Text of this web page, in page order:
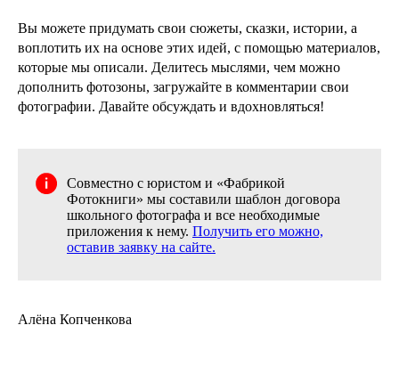
Вы можете придумать свои сюжеты, сказки, истории, а
воплотить их на основе этих идей, с помощью материалов,
которые мы описали. Делитесь мыслями, чем можно
дополнить фотозоны, загружайте в комментарии свои
фотографии. Давайте обсуждать и вдохновляться!
Совместно с юристом и «Фабрикой
Фотокниги» мы составили шаблон договора
школьного фотографа и все необходимые
приложения к нему. Получить его можно,
оставив заявку на сайте.
Алёна Копченкова